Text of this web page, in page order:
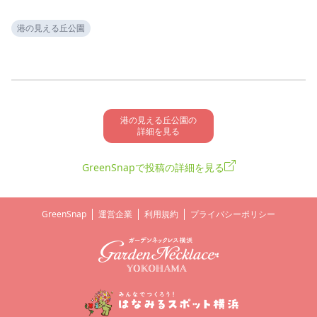
港の見える丘公園
港の見える丘公園の
詳細を見る
GreenSnapで投稿の詳細を見る
GreenSnap 運営企業 利用規約 プライバシーポリシー